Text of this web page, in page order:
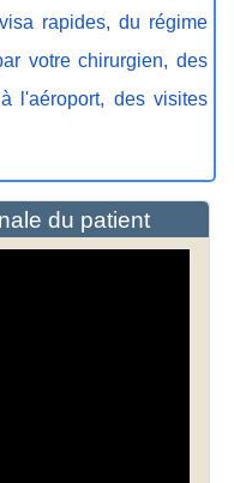
rapides, du régime
votre chirurgien, des
l'aéroport, des visites
du patient